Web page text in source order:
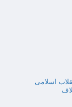
اسلامی